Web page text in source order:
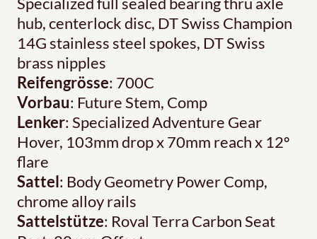
hub, centerlock disc, DT Swiss Champion
14G stainless steel spokes, DT Swiss
brass nipples
Reifengrösse: 700C
Vorbau: Future Stem, Comp
Lenker: Specialized Adventure Gear
Hover, 103mm drop x 70mm reach x 12º
flare
Sattel: Body Geometry Power Comp,
chrome alloy rails
Sattelstütze: Roval Terra Carbon Seat